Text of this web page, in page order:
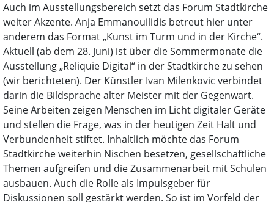
Auch im Ausstellungsbereich setzt das Forum Stadtkirche
weiter Akzente. Anja Emmanouilidis betreut hier unter
anderem das Format „Kunst im Turm und in der Kirche“.
Aktuell (ab dem 28. Juni) ist über die Sommermonate die
Ausstellung „Reliquie Digital“ in der Stadtkirche zu sehen
(wir berichteten). Der Künstler Ivan Milenkovic verbindet
darin die Bildsprache alter Meister mit der Gegenwart.
Seine Arbeiten zeigen Menschen im Licht digitaler Geräte
und stellen die Frage, was in der heutigen Zeit Halt und
Verbundenheit stiftet. Inhaltlich möchte das Forum
Stadtkirche weiterhin Nischen besetzen, gesellschaftliche
Themen aufgreifen und die Zusammenarbeit mit Schulen
ausbauen. Auch die Rolle als Impulsgeber für
Diskussionen soll gestärkt werden. So ist im Vorfeld der